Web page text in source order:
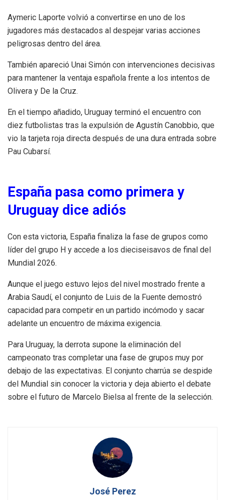
Aymeric Laporte volvió a convertirse en uno de los
jugadores más destacados al despejar varias acciones
peligrosas dentro del área.
También apareció Unai Simón con intervenciones decisivas
para mantener la ventaja española frente a los intentos de
Olivera y De la Cruz.
En el tiempo añadido, Uruguay terminó el encuentro con
diez futbolistas tras la expulsión de Agustín Canobbio, que
vio la tarjeta roja directa después de una dura entrada sobre
Pau Cubarsí.
España pasa como primera y
Uruguay dice adiós
Con esta victoria, España finaliza la fase de grupos como
líder del grupo H y accede a los dieciseisavos de final del
Mundial 2026.
Aunque el juego estuvo lejos del nivel mostrado frente a
Arabia Saudí, el conjunto de Luis de la Fuente demostró
capacidad para competir en un partido incómodo y sacar
adelante un encuentro de máxima exigencia.
Para Uruguay, la derrota supone la eliminación del
campeonato tras completar una fase de grupos muy por
debajo de las expectativas. El conjunto charrúa se despide
del Mundial sin conocer la victoria y deja abierto el debate
sobre el futuro de Marcelo Bielsa al frente de la selección.
José Perez